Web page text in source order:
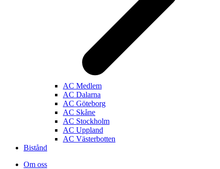
AC Medlem
AC Dalarna
AC Göteborg
AC Skåne
AC Stockholm
AC Uppland
AC Västerbotten
Bistånd
Om oss